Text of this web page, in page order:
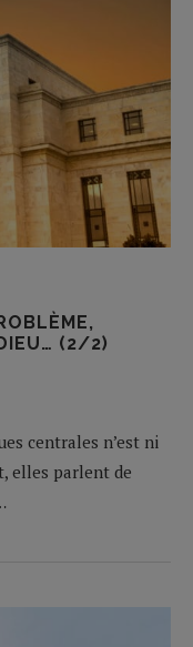
(2/2)
centrales n’est ni
elles parlent de